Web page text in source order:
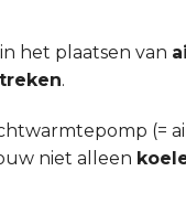
het plaatsen van
.
(=
niet alleen